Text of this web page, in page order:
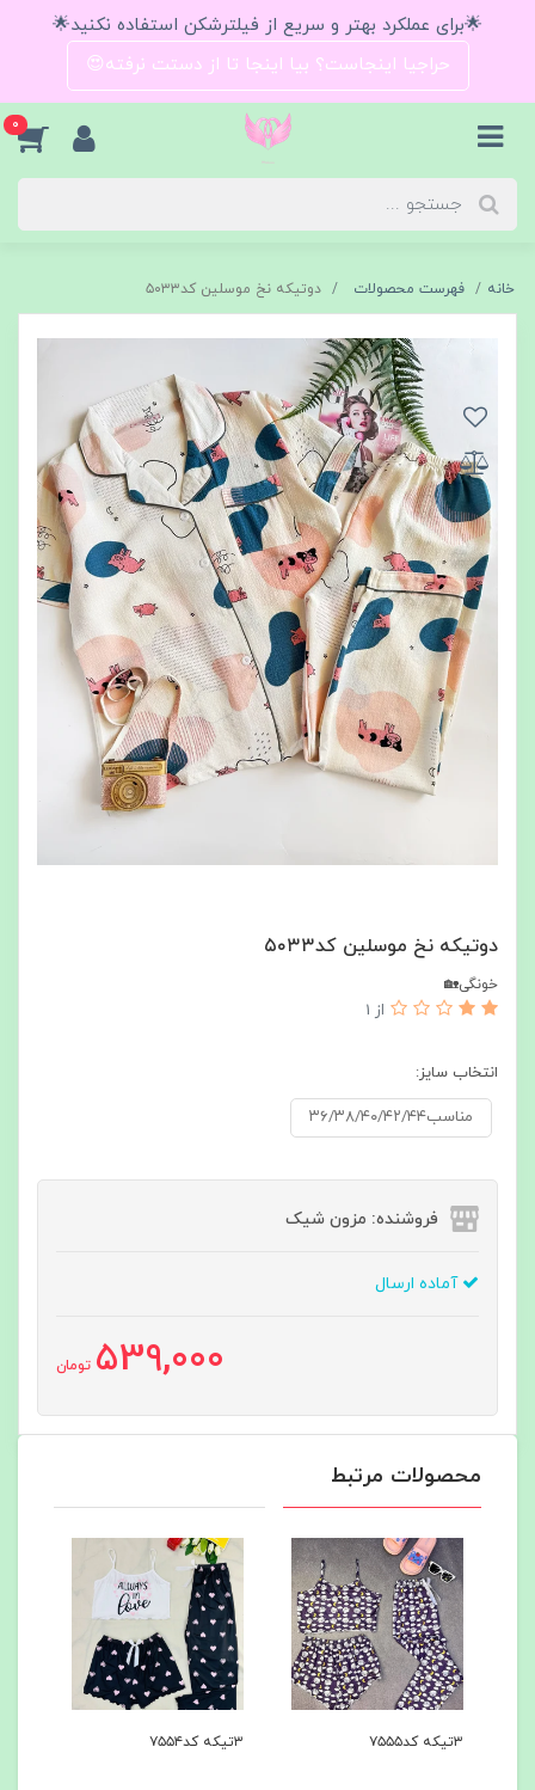
🌟برای عملکرد بهتر و سریع از فیلترشکن استفاده نکنید🌟
حراجیا اینجاست؟ بیا اینجا تا از دستت نرفته😍
0
خانه فهرست محصولات دوتیکه نخ موسلین کد۵۰۳۳
دوتیکه نخ موسلین کد۵۰۳۳
خونگی🏡
از 1
انتخاب سایز:
مناسب۳۶/۳۸/۴۰/۴۲/۴۴
فروشنده: مزون شیک
آماده ارسال
539,000 تومان
محصولات مرتبط
۳تیکه کد۷۵۵۴ ۳تیکه کد۷۵۵۳